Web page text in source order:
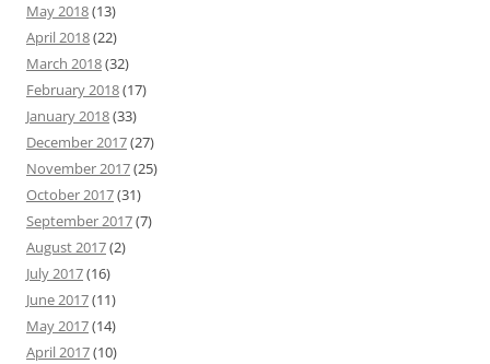
May 2018(13)
April 2018(22)
March 2018(32)
February 2018(17)
January 2018(33)
December 2017(27)
November 2017(25)
October 2017(31)
September 2017(7)
August 2017(2)
July 2017(16)
June 2017(11)
May 2017(14)
April 2017(10)